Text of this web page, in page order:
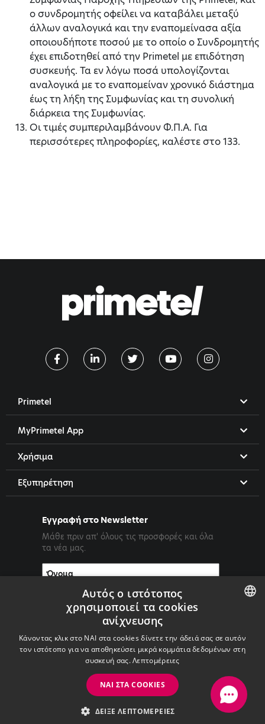
ο συνδρομητής οφείλει να καταβάλει μεταξύ
άλλων αναλογικά και την εναπομείνασα αξία
οποιουδήποτε ποσού με το οποίο ο Συνδρομητής
έχει επιδοτηθεί από την Primetel με επιδότηση
συσκευής. Τα εν λόγω ποσά υπολογίζονται
αναλογικά με το εναπομείναν χρονικό διάστημα
έως τη λήξη της Συμφωνίας και τη συνολική
διάρκεια της Συμφωνίας.
Οι τιμές συμπεριλαμβάνουν Φ.Π.Α. Για
περισσότερες πληροφορίες, καλέστε στο 133.
Primetel
MyPrimetel App
Χρήσιμα
Εξυπηρέτηση
Εγγραφή στο Newsletter
Μάθε πριν απ' όλους τις προσφορές και όλα
τα νέα μας.
Copyright ©2026 PrimeTel PLC
with
by Darkpony
GREEK
Αυτός ο ιστότοπος
χρησιμοποιεί τα cookies
ανίχνευσης
Κάνοντας κλικ στο ΝΑΙ στα cookies δίνετε την άδειά σας σε αυτόν
τον ιστότοπο για να αποθηκεύσει μικρά κομμάτια δεδομένων στη
συσκευή σας.Λεπτομέρειες
ΝΑΙ ΣΤΑ COOKIES
ΔΕΊΞΕ ΛΕΠΤΟΜΈΡΕΙΕΣ